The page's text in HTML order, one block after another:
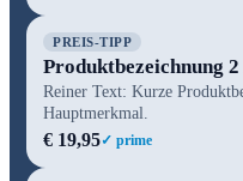
PREIS-TIPP
Produktbezeichnung
Reiner Text: Kurze
Hauptmerkmal.
€ 19,95✓ prime